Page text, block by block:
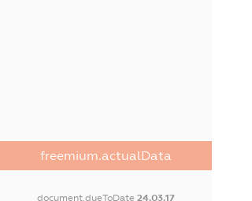
freemium.actualData
document.dueToDate 24.03.17